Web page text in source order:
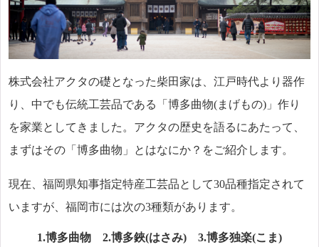
株式会社アクタの礎となった柴田家は、江戸時代より器作
り、中でも伝統工芸品である「博多曲物(まげもの)」作り
を家業としてきました。アクタの歴史を語るにあたって、
まずはその「博多曲物」とはなにか？をご紹介します。
現在、福岡県知事指定特産工芸品として30品種指定されて
いますが、福岡市には次の3種類があります。
1.博多曲物 2.博多鋏(はさみ) 3.博多独楽(こま)